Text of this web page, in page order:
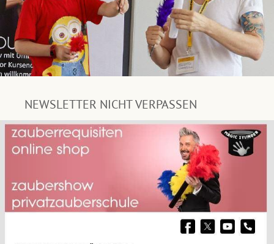
NEWSLETTER NICHT VERPASSEN